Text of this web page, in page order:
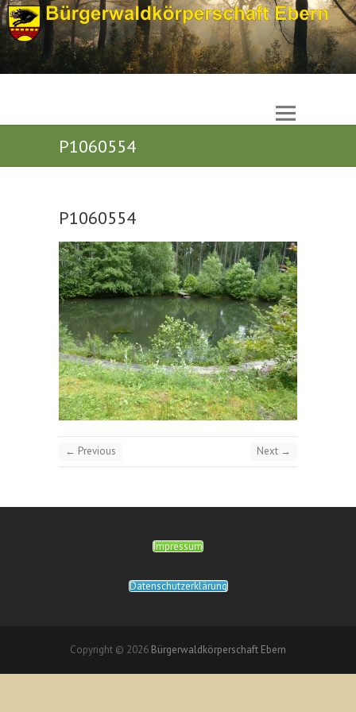
P1060554
P1060554
← Previous Next →
Impressum
Datenschutzerklärung
Copyright © 2026 Bürgerwaldkörperschaft Ebern